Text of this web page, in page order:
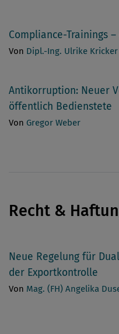
Compliance-Trainings
Von Dipl.-Ing. Ulrike Kricker
Antikorruption: Neuer
öffentlich Bedienstete
Von Gregor Weber
Recht &
Neue Regelung für
der Exportkontrolle
Von Mag. (FH) Angelika